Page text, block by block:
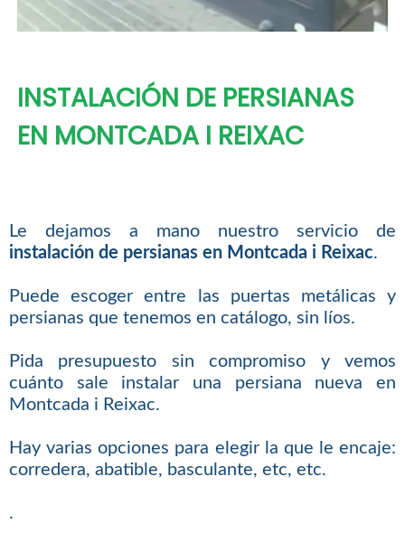
INSTALACIÓN DE PERSIANAS
EN MONTCADA I REIXAC
Le dejamos a mano nuestro servicio de
instalación de persianas en Montcada i Reixac.
Puede escoger entre las puertas metálicas y
persianas que tenemos en catálogo, sin líos.
Pida presupuesto sin compromiso y vemos
cuánto sale instalar una persiana nueva en
Montcada i Reixac.
Hay varias opciones para elegir la que le encaje:
corredera, abatible, basculante, etc, etc.
.